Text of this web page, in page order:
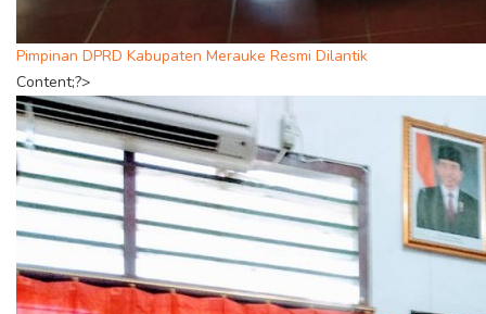
Pimpinan DPRD Kabupaten Merauke Resmi Dilantik
Content;?>